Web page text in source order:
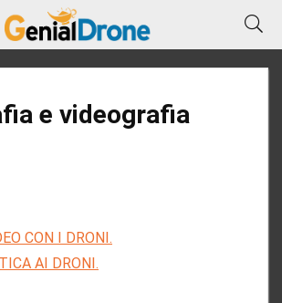
e videografia
CON I DRONI.
AI DRONI.